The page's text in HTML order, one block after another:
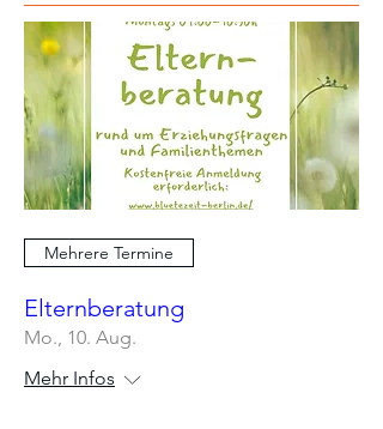
Mehrere Termine
Elternberatung
Mo., 10. Aug.
Mehr Infos